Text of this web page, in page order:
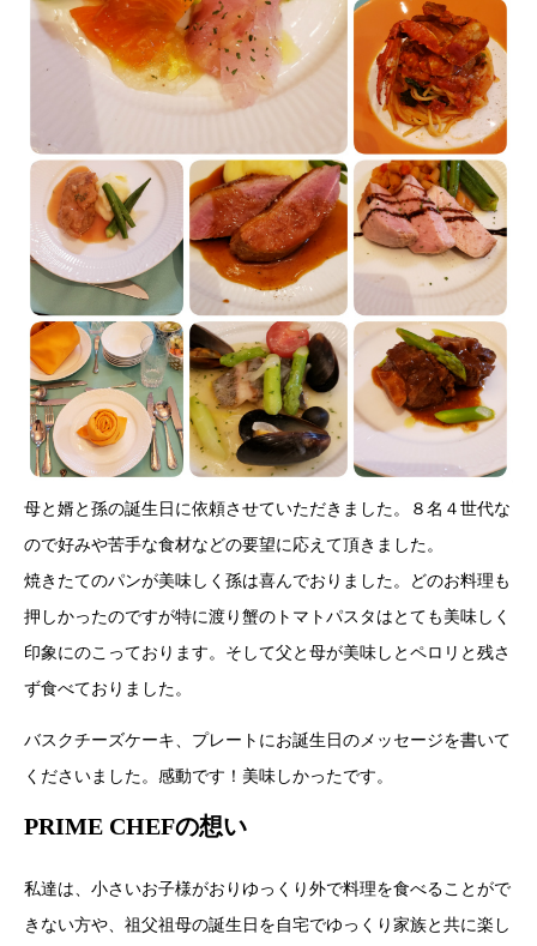
母と婿と孫の誕生日に依頼させていただきました。８名４世代な
ので好みや苦手な食材などの要望に応えて頂きました。
焼きたてのパンが美味しく孫は喜んでおりました。どのお料理も
押しかったのですが特に渡り蟹のトマトパスタはとても美味しく
印象にのこっております。そして父と母が美味しとペロリと残さ
ず食べておりました。
バスクチーズケーキ、プレートにお誕生日のメッセージを書いて
くださいました。感動です！美味しかったです。
PRIME CHEFの想い
私達は、小さいお子様がおりゆっくり外で料理を食べることがで
きない方や、祖父祖母の誕生日を自宅でゆっくり家族と共に楽し